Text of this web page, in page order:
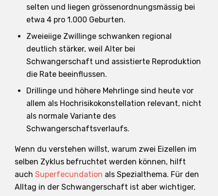
selten und liegen grössenordnungsmässig bei
etwa 4 pro 1.000 Geburten.
Zweieiige Zwillinge schwanken regional
deutlich stärker, weil Alter bei
Schwangerschaft und assistierte Reproduktion
die Rate beeinflussen.
Drillinge und höhere Mehrlinge sind heute vor
allem als Hochrisikokonstellation relevant, nicht
als normale Variante des
Schwangerschaftsverlaufs.
Wenn du verstehen willst, warum zwei Eizellen im
selben Zyklus befruchtet werden können, hilft
auch Superfecundation als Spezialthema. Für den
Alltag in der Schwangerschaft ist aber wichtiger,